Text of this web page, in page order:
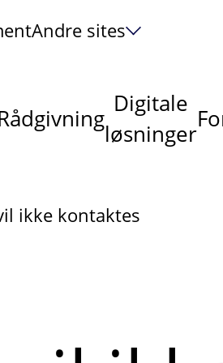
Andre sites
Digitale
løsninger
ikke kontaktes